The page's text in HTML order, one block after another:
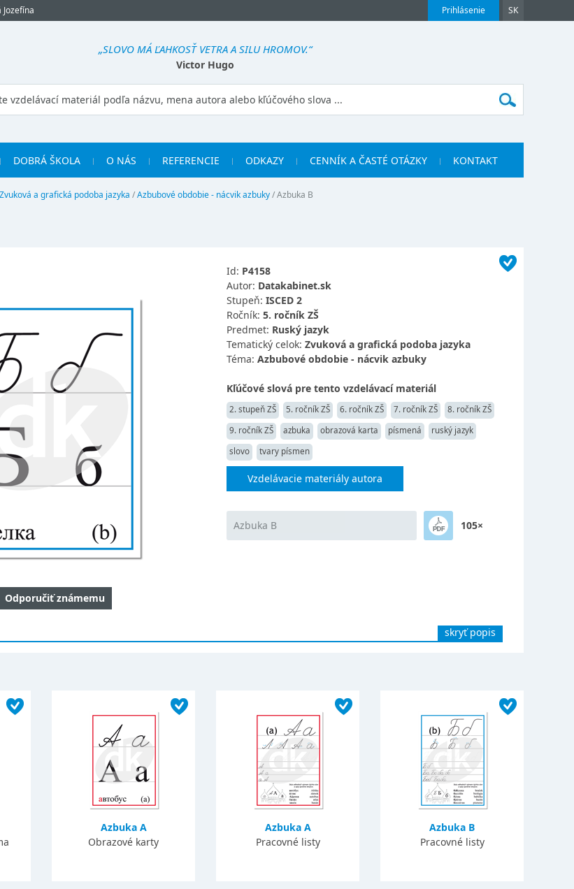
Prihlásenie SK
„SLOVO MÁ ĽAHKOSŤ VETRA A SILU HROMOV.“
Victor Hugo
DOBRÁ ŠKOLA O NÁS REFERENCIE ODKAZY CENNÍK A ČASTÉ OTÁZKY KONTAKT
Zvuková a grafická podoba jazyka /Azbubové obdobie - nácvik azbuky/Azbuka B
Odporučiť známemu
Id: P4158
Autor: Datakabinet.sk
Stupeň: ISCED 2
Ročník: 5. ročník ZŠ
Predmet: Ruský jazyk
Tematický celok: Zvuková a grafická podoba jazyka
Téma: Azbubové obdobie - nácvik azbuky
Kľúčové slová pre tento vzdelávací materiál
2. stupeň ZŠ 5. ročník ZŠ 6. ročník ZŠ 7. ročník ZŠ
8. ročník ZŠ
9. ročník ZŠ
azbuka obrazová karta písmená
ruský jazyk
slovo
tvary písmen
Vzdelávacie materiály autora
Azbuka B 105×
skryť popis
Azbuka A
Obrazové karty
Azbuka A
Pracovné listy
Azbuka B
Pracovné listy